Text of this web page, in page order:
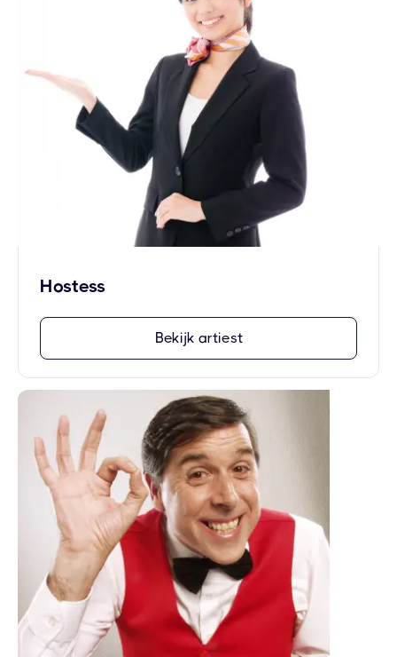
Hostess
Bekijk artiest